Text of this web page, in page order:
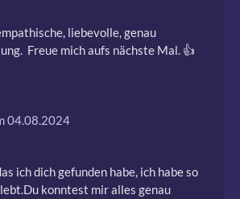
liebevolle, genau
Freue mich aufs nächste Mal. 👍
04.08.2024
ich dich gefunden habe, ich habe so
konntest mir alles genau